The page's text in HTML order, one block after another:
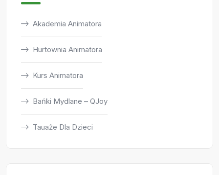
Akademia Animatora
Hurtownia Animatora
Kurs Animatora
Bańki Mydlane – QJoy
Tauaże Dla Dzieci